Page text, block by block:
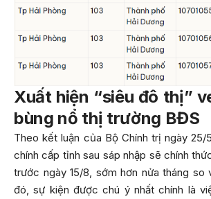
Xuất hiện “siêu đô thị”
bùng nổ thị trường BĐS
Theo kết luận của Bộ Chính trị ngày 25/
chính cấp tỉnh sau sáp nhập sẽ chính
trước ngày 15/8, sớm hơn nửa tháng so
đó, sự kiện được chú ý nhất chính là